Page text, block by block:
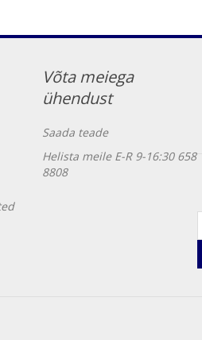
Võta meiega
ühendust
Saada teade
Helista meile E-R 9-16:30 658
8808